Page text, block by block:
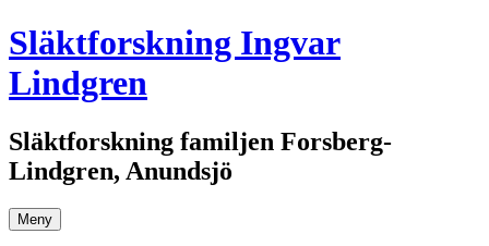
Hoppa
till
innehåll
Släktforskning Ingvar
Lindgren
Släktforskning familjen Forsberg-
Lindgren, Anundsjö
Meny